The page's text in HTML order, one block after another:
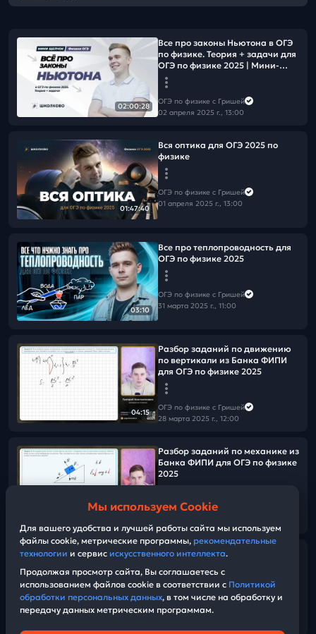
02:00:28
Все про законы Ньютона в ОГЭ
по физике. Теория + задачи для
ОГЭ по физике 2025 | Мини-
Щелчок
ОГЭ по физике с Гришей
02 апреля 2025 г., 13:00
01:47:40
Вся оптика для ОГЭ 2025 по
физике
ОГЭ по физике с Гришей
01 апреля 2025 г., 13:00
03:10
Все про теплопроводность для
ОГЭ по физике 2025
ОГЭ по физике с Гришей
31 марта 2025 г., 11:00
04:15
Разбор заданий по движению
по вертикали из Банка ФИПИ
для ОГЭ по физике 2025
ОГЭ по физике с Гришей
28 марта 2025 г., 12:00
04:18
Разбор заданий по механике из
Банка ФИПИ для ОГЭ по физике
2025
ОГЭ по физике с Гришей
02:47
Разбор заданий по
для ОГЭ по физике 2025
ОГЭ по физике с Гришей
Мы используем Cookie
Для вашего удобства и лучшей работы сайта мы используем
файлы cookie, метрические программы, рекомендательные
технологии и сервис искусственного интеллекта.
Продолжая просмотр сайта, Вы соглашаетесь с
использованием файлов cookie в соответствии с Политикой
обработки персональных данных, в том числе на обработку и
передачу данных метрическим программам.